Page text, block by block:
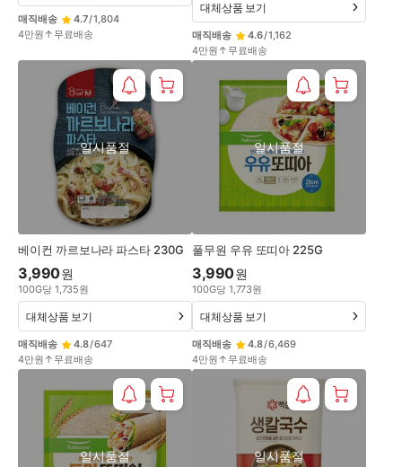
매직배송 4.7/1,804
4만원↑무료배송
매직배송 4.6/1,162
4만원↑무료배송
대체상품 보기
베이컨 까르보나라 파스타 230G
일시품절
3,990원
100G당 1,735원
매직배송 4.8/647
4만원↑무료배송
대체상품 보기
풀무원 우유 또띠아 225G
일시품절
3,990원
100G당 1,773원
매직배송 4.8/6,469
4만원↑무료배송
대체상품 보기
일시품절 일시품절